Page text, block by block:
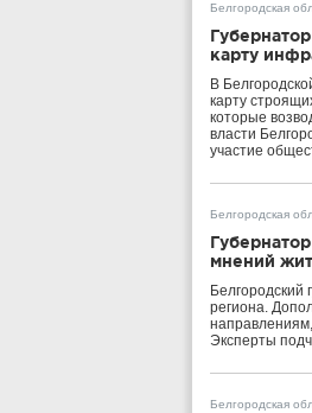
Белгородская
карту
В
карту
которые
власти
участие
Белгородская
мнений
Белгородский
региона.
Эксперты
Белгородская